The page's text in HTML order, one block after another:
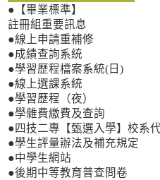
●【畢業標準】
註冊組重要訊息
●線上申請重補修
●成績查詢系統
●學習歷程檔案系統(日)
●線上選課系統
●學習歷程（夜）
●學雜費繳費及查詢
●四技二專【甄選入學】校系
●學生評量辦法及補充規定
●中學生網站
●後期中等教育普查問卷